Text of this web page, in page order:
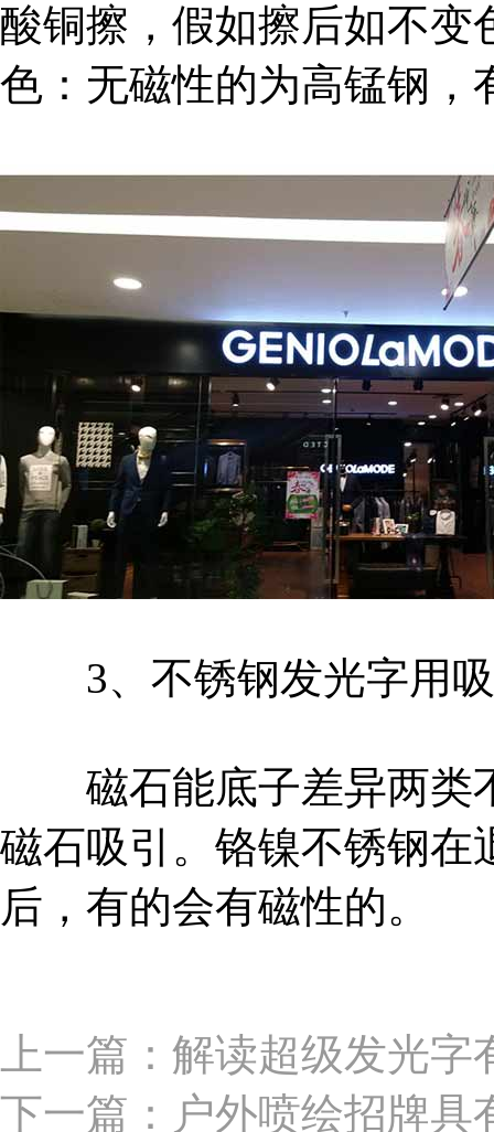
酸铜擦，假如擦后如不变
色：无磁性的为高锰钢，
3、不锈钢发光字用吸
磁石能底子差异两类
磁石吸引。铬镍不锈钢在
后，有的会有磁性的。
上一篇：解读超级发光字
下一篇：户外喷绘招牌具